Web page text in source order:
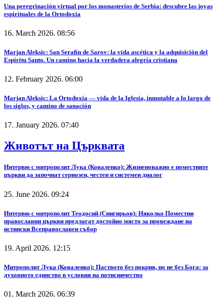
Una peregrinación virtual por los monasterios de Serbia: descubre las joyas
espirituales de la Ortodoxia
16. March 2026. 08:56
Marjan Aleksic: San Serafín de Sarov: la vida ascética y la adquisición del
Espíritu Santo. Un camino hacia la verdadera alegría cristiana
12. February 2026. 06:00
Marjan Aleksic: La Ortodoxia — vida de la Iglesia, inmutable a lo largo de
los siglos, y camino de sanación
17. January 2026. 07:40
Животът на Църквата
Интервю с митрополит Лука (Коваленко): Жизненоважно е поместните
църкви да започнат сериозен, честен и системен диалог
25. June 2026. 09:24
Интервю с митрополит Теодосий (Снигирьов): Няколко Поместни
православни църкви предлагат достойно място за провеждане на
истински Всеправославен събор
19. April 2026. 12:15
Митрополит Лука (Коваленко): Паството без покрив, но не без Бога: за
духовното единство в условия на потисничество
01. March 2026. 06:39